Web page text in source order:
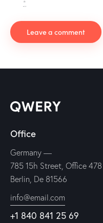
*
Office
Germany —
785 15h Street, Office 478
Berlin, De 81566
info@email.com
+1 840 841 25 69